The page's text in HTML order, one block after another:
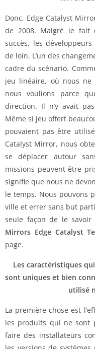
Donc, Edge Catalyst
de 2008. Malgré le fait
succès, les
de loin. L’un des
cadre du scénario.
jeu linéaire, où nous ne
nous voulions parce
direction. Il n’y avait
Même si jeu offert
pouvaient pas être
Catalyst Mirror, nous
se déplacer autour
missions peuvent être
signifie que nous ne
le temps. Nous pouvons
ville et errer sans but
seule façon de le
Mirrors Edge Catalyst
page.
Les caractéristiques
sont uniques et bien
utilisé
La première chose est
les produits qui ne sont
faire des installateurs